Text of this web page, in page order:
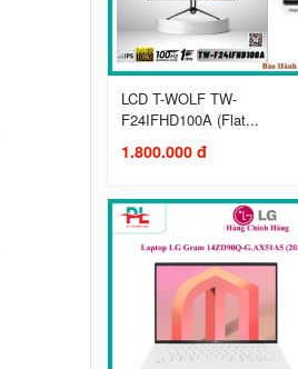
LCD T-WOLF TW-
F24IFHD100A (Flat...
1.800.000 đ